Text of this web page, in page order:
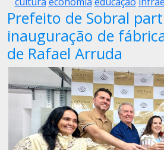
Prefeito de Sobral
inauguração de
de Rafael Arruda